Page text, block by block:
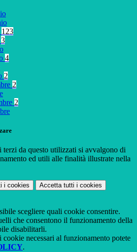
123
3
4
2
2
2
terzi da questo utilizzati si avvalgono di
ed utili alle finalità illustrate nella
i cookies Accetta tutti i cookies
scegliere quali cookie consentire.
che consentono il funzionamento della
disabilitarli.
cookie necessari al funzionamento potete
.